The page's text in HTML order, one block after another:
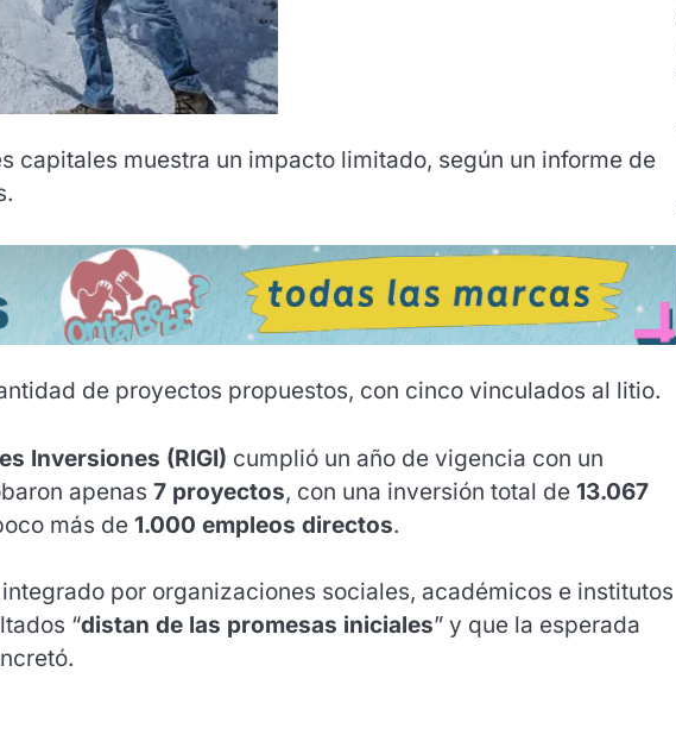
capitales muestra un impacto limitado, según un informe de
de proyectos propuestos, con cinco vinculados al litio.
Inversiones (RIGI) cumplió un año de vigencia con un
apenas 7 proyectos, con una inversión total de 13.067
más de 1.000 empleos directos.
integrado por organizaciones sociales, académicos e institutos
“distan de las promesas iniciales” y que la esperada